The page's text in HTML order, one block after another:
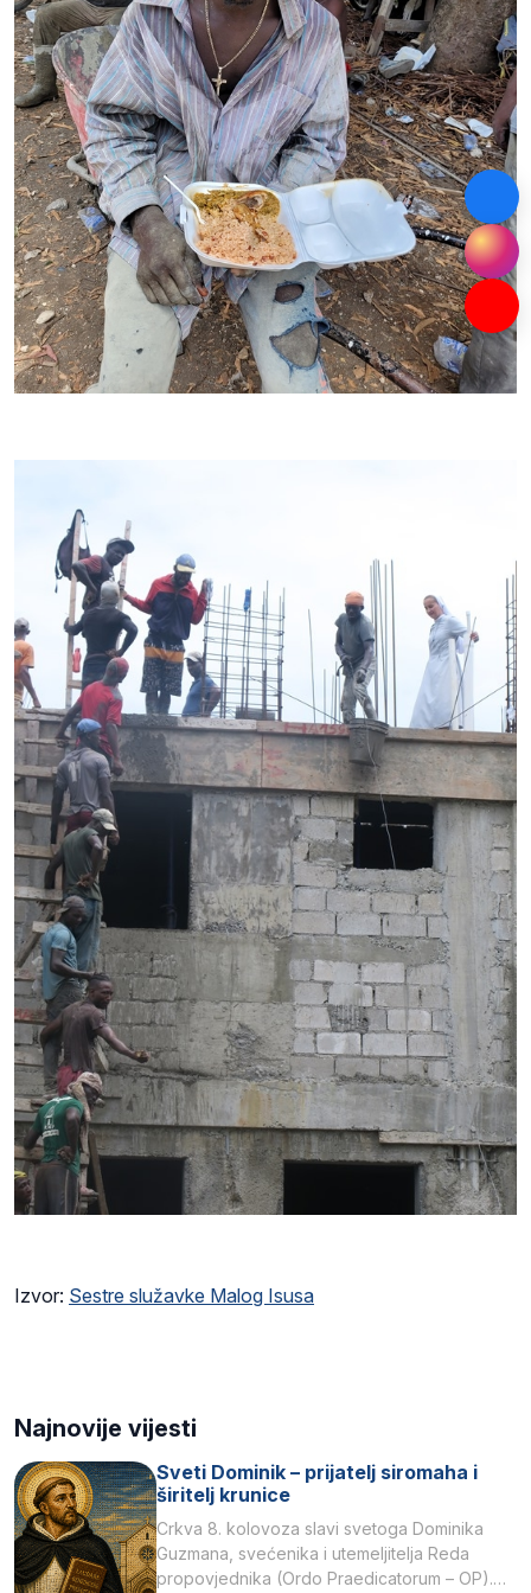
Izvor: Sestre služavke Malog Isusa
Najnovije vijesti
Sveti Dominik – prijatelj siromaha i
širitelj krunice
Crkva 8. kolovoza slavi svetoga Dominika
Guzmana, svećenika i utemeljitelja Reda
propovjednika (Ordo Praedicatorum – OP).